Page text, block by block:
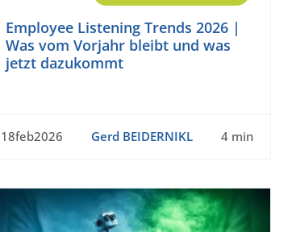
Employee Listening Trends 2026 |
Was vom Vorjahr bleibt und was
jetzt dazukommt
18feb2026 Gerd BEIDERNIKL 4 min